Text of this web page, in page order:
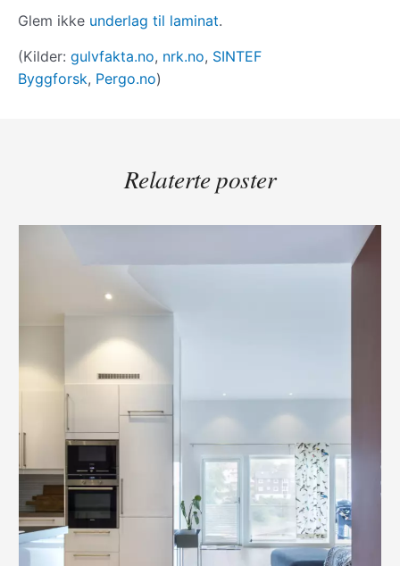
Glem ikke underlag til laminat.
(Kilder: gulvfakta.no, nrk.no, SINTEF
Byggforsk, Pergo.no)
Relaterte poster